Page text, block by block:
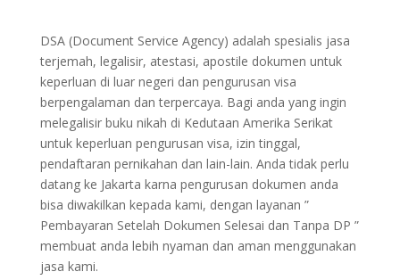
DSA (Document Service Agency) adalah spesialis jasa
terjemah, legalisir, atestasi, apostile dokumen untuk
keperluan di luar negeri dan pengurusan visa
berpengalaman dan terpercaya. Bagi anda yang ingin
melegalisir buku nikah di Kedutaan Amerika Serikat
untuk keperluan pengurusan visa, izin tinggal,
pendaftaran pernikahan dan lain-lain. Anda tidak perlu
datang ke Jakarta karna pengurusan dokumen anda
bisa diwakilkan kepada kami, dengan layanan ”
Pembayaran Setelah Dokumen Selesai dan Tanpa DP ”
membuat anda lebih nyaman dan aman menggunakan
jasa kami.